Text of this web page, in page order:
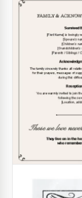
Folheto
Google Docs